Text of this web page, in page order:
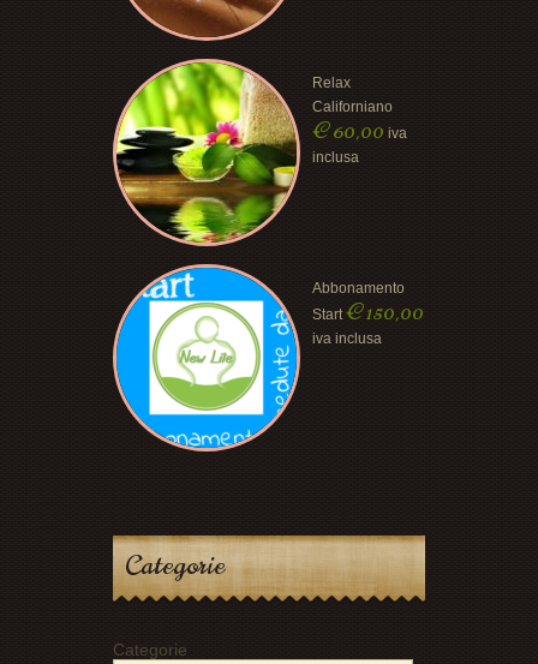
Relax
Californiano
€60,00 iva
inclusa
Abbonamento
Start €150,00
iva inclusa
Categorie
Categorie